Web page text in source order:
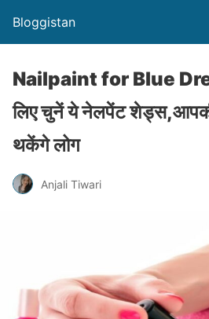
Bloggistan
Nailpaint for Blue
लिए चुनें ये नेलपेंट
थकेंगे लोग
Anjali Tiwari